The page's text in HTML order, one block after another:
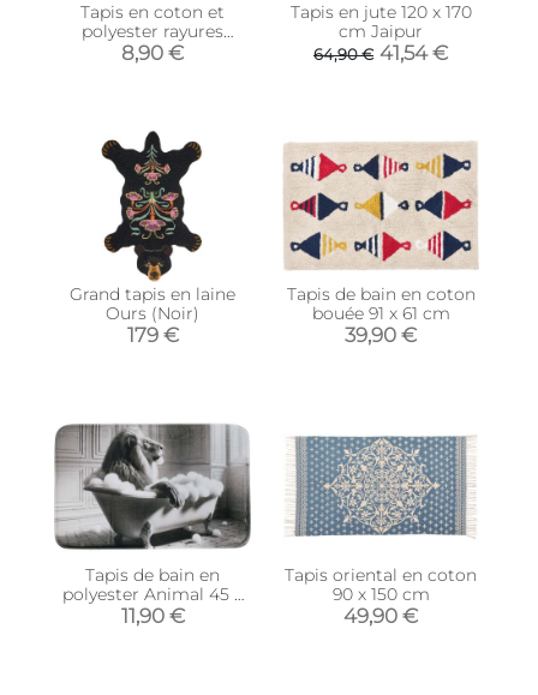
Tapis en coton et
polyester rayures
colorées 80 x 50 cm
8,90 €
Tapis en jute 120 x 170
cm Jaipur
64,90 € 41,54 €
Grand tapis en laine
Ours (Noir)
179 €
Tapis de bain en coton
bouée 91 x 61 cm
39,90 €
Tapis de bain en
polyester Animal 45 x
75 cm (Lion)
11,90 €
Tapis oriental en coton
90 x 150 cm
49,90 €